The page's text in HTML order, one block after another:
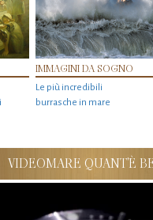
IMMAGINI DA SOGNO
Le più incredibili
burrasche in mare
VIDEOMARE QUANT'È